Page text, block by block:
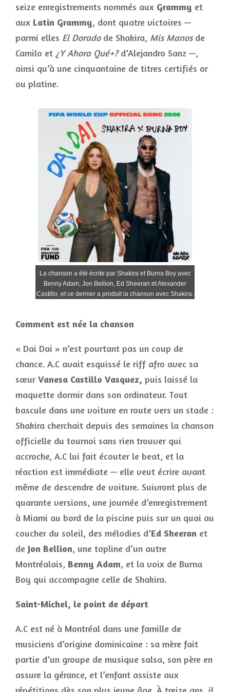
seize enregistrements nommés aux Grammy et
aux Latin Grammy, dont quatre victoires —
parmi elles El Doradode Shakira, Mis Manosde
Camilo et ¿Y Ahora Qué+?d’Alejandro Sanz —,
ainsi qu’à une cinquantaine de titres certifiés or
ou platine.
La chanson a été écrite par Shakira et Burna Boy avec
Benny Adam, Jon Bellion, Ed Sheeran et Alexander
Castillo, et ce dernier a produit la chanson avec Shakira.
Comment est née la chanson
« Dai Dai » n’est pourtant pas un coup de
chance. A.C avait esquissé le riff afro avec sa
sœurVanesa Castillo Vasquez, puis laissé la
maquette dormir dans son ordinateur. Tout
bascule dans une voiture en route vers un stade :
Shakira cherchait depuis des semaines la chanson
officielle du tournoi sans rien trouver qui
accroche, A.C lui fait écouter le beat, et la
réaction est immédiate — elle veut écrire avant
même de descendre de voiture. Suivront plus de
quarante versions, une journée d’enregistrement
à Miami au bord de la piscine puis sur un quai au
coucher du soleil, des mélodies d’Ed Sheeran et
de Jon Bellion, une topline d’un autre
Montréalais, Benny Adam, et la voix de Burna
Boy qui accompagne celle de Shakira.
Saint-Michel, le point de départ
A.C est né à Montréal dans une famille de
musiciens d’origine dominicaine : sa mère fait
partie d’un groupe de musique salsa, son père en
assure la gérance, et l’enfant assiste aux